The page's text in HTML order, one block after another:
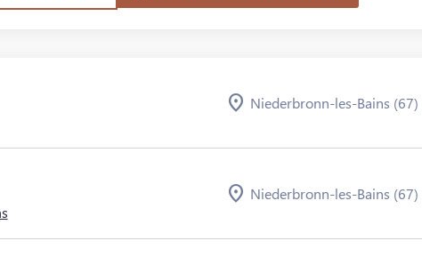
Niederbronn-les-Bains (67)
Niederbronn-les-Bains (67)